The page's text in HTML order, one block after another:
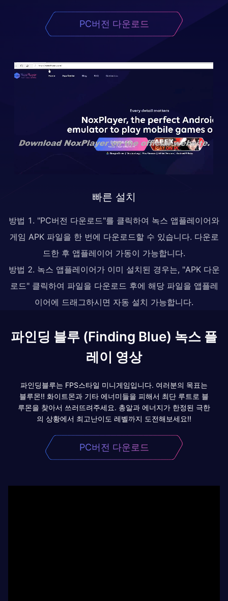
PC버전 다운로드
빠른 설치
방법 1. "PC버전 다운로드"를 클릭하여 녹스 앱플레이어와
게임 APK 파일을 한 번에 다운로드할 수 있습니다. 다운로
드한 후 앱플레이어 가동이 가능합니다.
방법 2. 녹스 앱플레이어가 이미 설치된 경우는, "APK 다운
로드" 클릭하여 파일을 다운로드 후에 해당 파일을 앱플레
이어에 드래그하시면 자동 설치 가능합니다.
파인딩 블루 (Finding Blue) 녹스 플
레이 영상
파인딩블루는 FPS스타일 미니게임입니다. 여러분의 목표는
블루몬!! 화이트몬과 기타 에너미들을 피해서 최단 루트로 블
루몬을 찾아서 쓰러뜨려주세요. 총알과 에너지가 한정된 극한
의 상황에서 최고난이도 레벨까지 도전해보세요!!
PC버전 다운로드